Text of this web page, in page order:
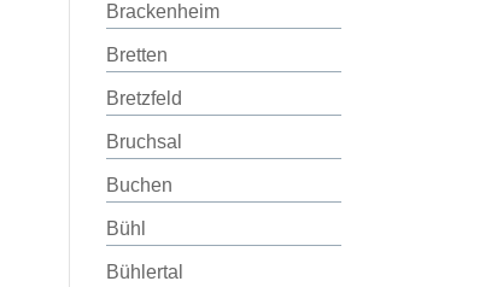
Brackenheim
Bretten
Bretzfeld
Bruchsal
Buchen
Bühl
Bühlertal